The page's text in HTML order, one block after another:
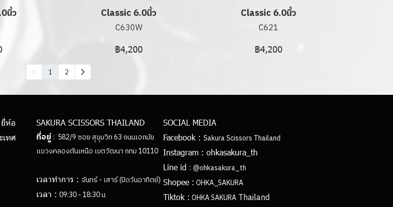
นิ้ว Classic 6.0นิ้ว
C630W
฿4,200
Classic 6.0นิ้ว
C621
฿4,200
1 2
ยี่ห้อ
เทศ
SAKURA SCISSORS THAILAND
ที่อยู่: 582/9 ซอย สุขุมวิท 63 ถนนเอกมัย
แขวงคลองตันเหนือ เขตวัฒนา กทม 10110
เวลาทำการ : จันทร์ - เสาร์ (ปิดวันอาทิตย์)
เวลา : 09:30 - 18:30 น
SOCIAL MEDIA
Facebook : Sakura Scissors Thailand
Instagram : ohkasakura_th
Line id : @ohkasakura_th
Shopee : OHKA_SAKURA
Tiktok : OHKA SAKURA Thailand